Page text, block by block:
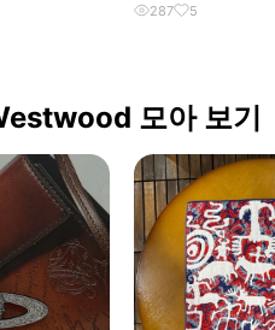
287 5
모아 보기